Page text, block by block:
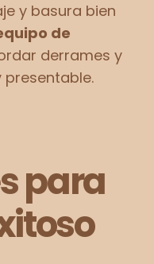
y basura bien
de
derrames y
para